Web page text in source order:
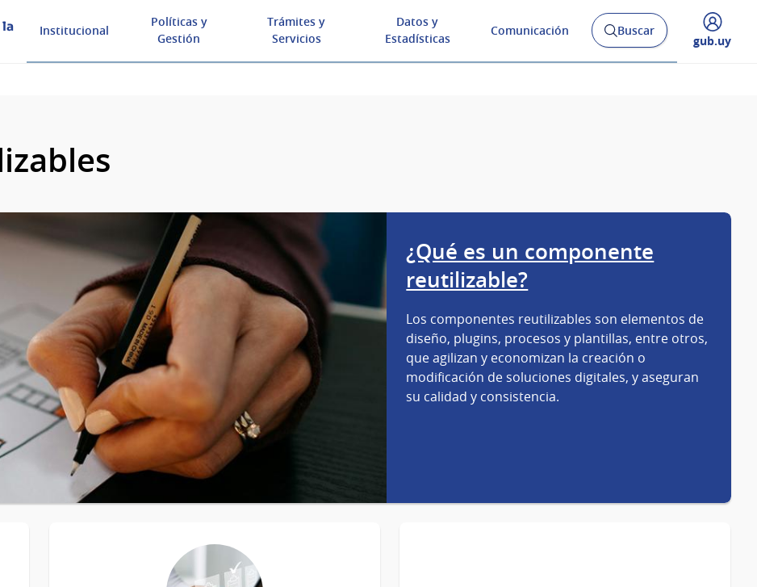
la
Institucional
Políticas y
Gestión
Trámites y
Servicios
Datos y
Estadísticas
Comunicación
AbrirBuscar
Desplegar
gub.uy
¿Qué es un componente
reutilizable?
Los componentes reutilizables son elementos de
diseño, plugins, procesos y plantillas, entre otros,
que agilizan y economizan la creación o
modificación de soluciones digitales, y aseguran
su calidad y consistencia.